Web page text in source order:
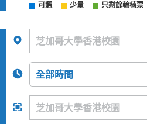
可選 少量 只剩餘輪椅票